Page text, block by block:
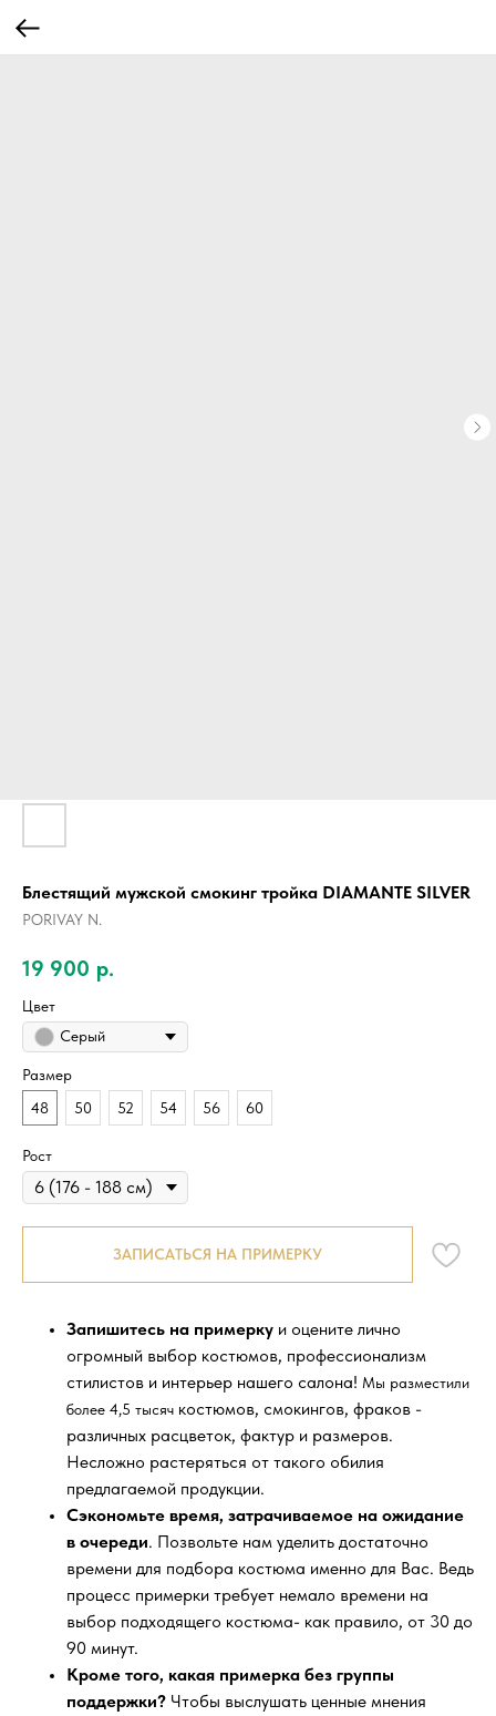
Блестящий мужской смокинг тройка DIAMANTE SILVER
PORIVAY N.
19 900 р.
Цвет
Серый
Размер
48
50 52 54 56 60
Рост
ЗАПИСАТЬСЯ НА ПРИМЕРКУ
Запишитесь на примерку и оцените лично
огромный выбор костюмов, профессионализм
стилистов и интерьер нашего салона! Мы разместили
более 4,5 тысяч костюмов, смокингов, фраков -
различных расцветок, фактур и размеров.
Несложно растеряться от такого обилия
предлагаемой продукции.
Сэкономьте время, затрачиваемое на ожидание
в очереди. Позвольте нам уделить достаточно
времени для подбора костюма именно для Вас. Ведь
процесс примерки требует немало времени на
выбор подходящего костюма- как правило, от 30 до
90 минут.
Кроме того, какая примерка без группы
поддержки? Чтобы выслушать ценные мнения